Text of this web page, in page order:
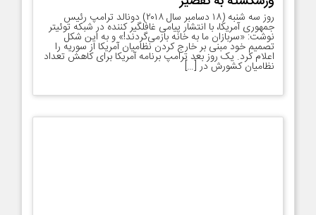
روز سه شنبه (۱۸ دسامبر سال ۲۰۱۸) دونالد ترامپ رئیس
جمهوری آمریکا، با انتشار پیامی غافلگیر کننده در شبکه توئیتر
نوشت: «سربازان ما به خانه بازمی‌گردند!» و به این شکل
تصمیم خود مبنی بر خارج کردن نظامیان آمریکا از سوریه را
اعلام کرد. یک روز بعد ترامپ برنامه آمریکا برای کاهش تعداد
نظامیان کشورش در […]